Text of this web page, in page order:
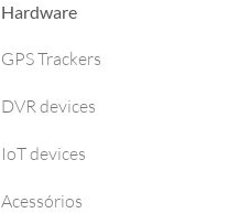
Hardware
GPS Trackers
DVR devices
IoT devices
Acessórios